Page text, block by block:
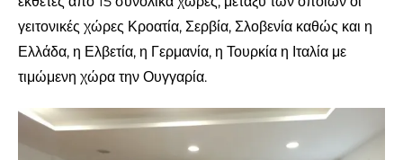
γειτονικές χώρες Κροατία, Σερβία, Σλοβενία καθώς και η
Ελλάδα, η Ελβετία, η Γερμανία, η Τουρκία η Ιταλία με
τιμώμενη χώρα την Ουγγαρία.